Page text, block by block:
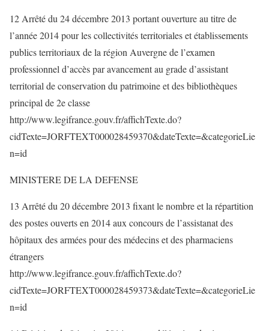
12 Arrêté du 24 décembre 2013 portant ouverture au titre de
l’année 2014 pour les collectivités territoriales et établissements
publics territoriaux de la région Auvergne de l’examen
professionnel d’accès par avancement au grade d’assistant
territorial de conservation du patrimoine et des bibliothèques
principal de 2e classe
http://www.legifrance.gouv.fr/affichTexte.do?
cidTexte=JORFTEXT000028459370&dateTexte=&categorieLie
n=id
MINISTERE DE LA DEFENSE
13 Arrêté du 20 décembre 2013 fixant le nombre et la répartition
des postes ouverts en 2014 aux concours de l’assistanat des
hôpitaux des armées pour des médecins et des pharmaciens
étrangers
http://www.legifrance.gouv.fr/affichTexte.do?
cidTexte=JORFTEXT000028459373&dateTexte=&categorieLie
n=id